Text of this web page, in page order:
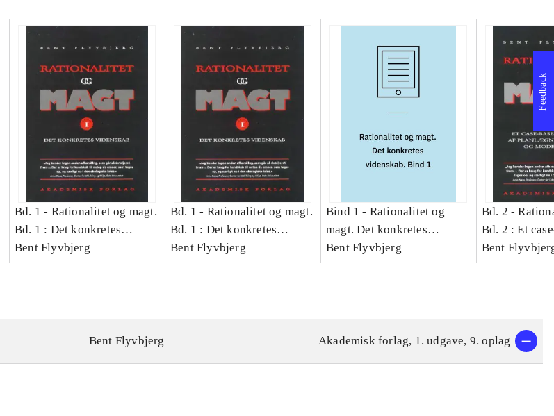
Bd. 1 - Rationalitet og magt.
Bd. 1 : Det konkretes
videnskab
Bent Flyvbjerg
Bd. 1 - Rationalitet og magt.
Bd. 1 : Det konkretes
videnskab
Bent Flyvbjerg
Bind 1 - Rationalitet og
magt. Det konkretes
videnskab. Bind 1
Bent Flyvbjerg
Bd. 2 -
Bd. 2 : Et
studie af
Bent
Bent Flyvbjerg Akademisk forlag, 1. udgave, 9. oplag
Feedback